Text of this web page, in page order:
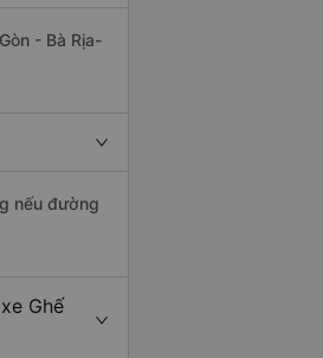
- Bà Rịa-
nếu đường
Ghế